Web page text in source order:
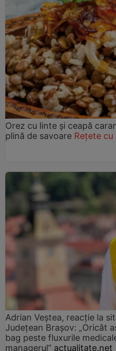
Orez cu linte și ceapă
plină de savoare Rețete cu
Adrian Veștea, reacție la
Județean Brașov: „Oricât
bag peste fluxurile
managerul” actualitate.net